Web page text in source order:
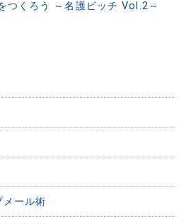
つくろう ～名護ピッチ Vol.2～
ール術